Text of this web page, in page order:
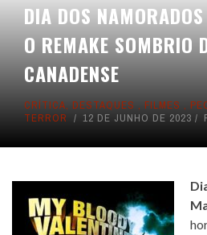
DIA DOS
O REMAKE SOMBRIO
CANADENSE
CRÍTICA, DESTAQUES , FILMES ,
TERROR
12 DE JUNHO DE 2023